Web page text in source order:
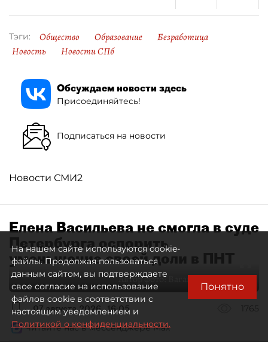
Тэги: Общество Образование
Безработица
Новость
Новости СПб
Обсуждаем новости здесь
Присоединяйтесь!
Подписаться на новости
Новости СМИ2
Елена Васильева не смогла в суде
Петербурга оспорить
уменьшение своей доли в ПНТ
Автор фото: Ваганов Антон / "ДП"
07 августа 2026 16:05
1765
Читайте нас в мессенджере Max
На нашем сайте используются cookie-
файлы. Продолжая пользоваться
данным сайтом, вы подтверждаете
свое согласие на использование
файлов cookie в соответствии с
настоящим уведомлением и
Политикой о конфиденциальности.
Понятно